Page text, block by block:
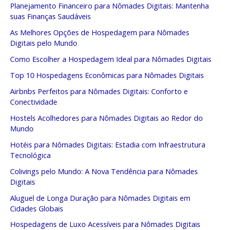
Planejamento Financeiro para Nômades Digitais: Mantenha
suas Finanças Saudáveis
As Melhores Opções de Hospedagem para Nômades
Digitais pelo Mundo
Como Escolher a Hospedagem Ideal para Nômades Digitais
Top 10 Hospedagens Econômicas para Nômades Digitais
Airbnbs Perfeitos para Nômades Digitais: Conforto e
Conectividade
Hostels Acolhedores para Nômades Digitais ao Redor do
Mundo
Hotéis para Nômades Digitais: Estadia com Infraestrutura
Tecnológica
Colivings pelo Mundo: A Nova Tendência para Nômades
Digitais
Aluguel de Longa Duração para Nômades Digitais em
Cidades Globais
Hospedagens de Luxo Acessíveis para Nômades Digitais